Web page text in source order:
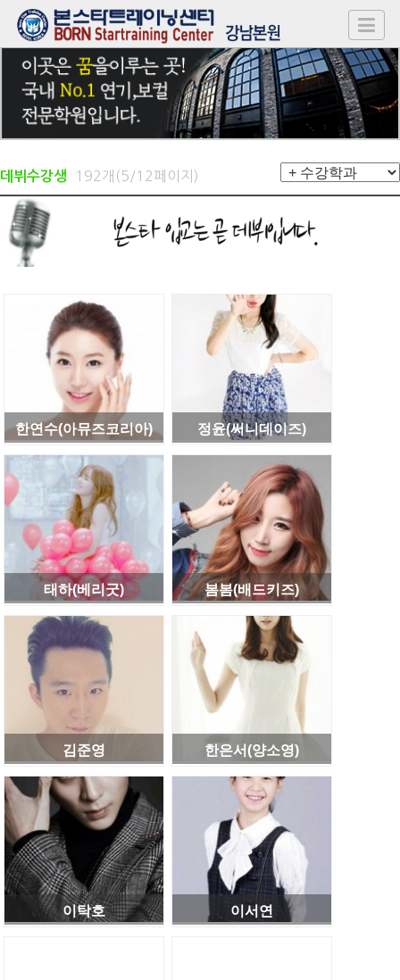
데뷔수강생 192개(5/12페이지)
한연수(아뮤즈코리아) 정윤(써니데이즈)
태하(베리굿) 봄봄(배드키즈)
김준영 한은서(양소영)
이탁호 이서연